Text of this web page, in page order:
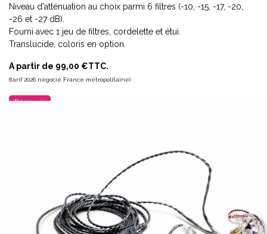
Niveau d'atténuation au choix parmi 6 filtres (-10, -15, -17, -20,
-26 et -27 dB).
Fourni avec 1 jeu de filtres, cordelette et étui.
Translucide, coloris en option.
A partir de 99,00 €TTC.
(tarif 2026 négocié France métropolitaine)
Découvrir